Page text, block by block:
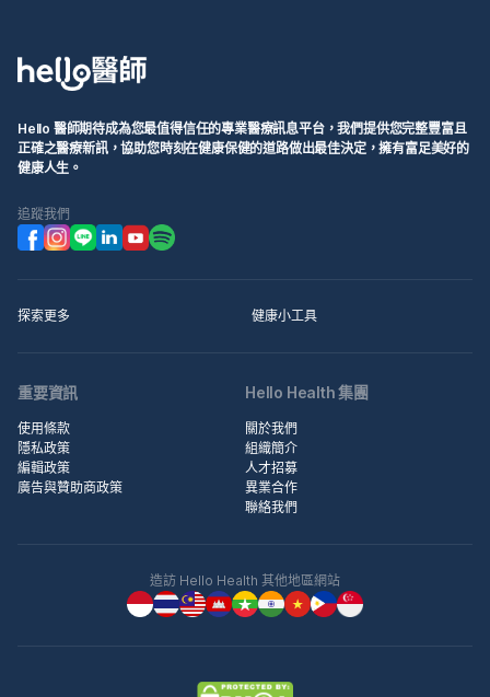
Hello 醫師期待成為您最值得信任的專業醫療訊息平台，我們提供您完整豐富且
正確之醫療新訊，協助您時刻在健康保健的道路做出最佳決定，擁有富足美好的
健康人生。
追蹤我們
探索更多 健康小工具
重要資訊
使用條款
隱私政策
編輯政策
廣告與贊助商政策
Hello Health 集團
關於我們
組織簡介
人才招募
異業合作
聯絡我們
造訪 Hello Health 其他地區網站